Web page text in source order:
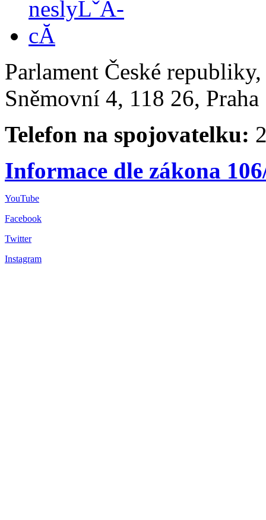
Parlament České
Sněmovní 4, 118 26,
Telefon na spojovatelku:
Informace dle zákona
YouTube
Facebook
Twitter
Instagram